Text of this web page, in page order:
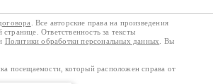
. Все авторские права на произведения
Ответственность за тексты
Политики обработки персональных данных
. Вы
посещаемости, который расположен справа от